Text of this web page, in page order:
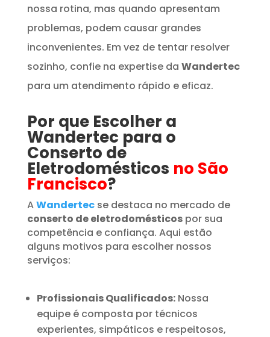
nossa rotina, mas quando apresentam
problemas, podem causar grandes
inconvenientes. Em vez de tentar resolver
sozinho, confie na expertise da Wandertec
para um atendimento rápido e eficaz.
Por que Escolher a
Wandertec para o
Conserto de
Eletrodomésticos no São
Francisco?
AWandertecse destaca no mercado de
conserto de eletrodomésticospor sua
competência e confiança. Aqui estão
alguns motivos para escolher nossos
serviços:
Profissionais Qualificados:Nossa
equipe é composta por técnicos
experientes, simpáticos e respeitosos,